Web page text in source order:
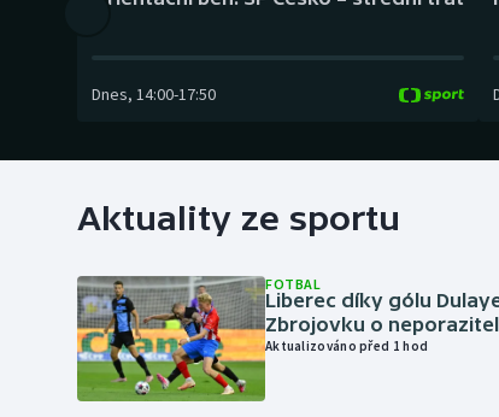
Dnes, 14:00-17:50
Aktuality ze sportu
FOTBAL
Liberec díky gólu
Zbrojovku o
Aktualizováno před 1 hod